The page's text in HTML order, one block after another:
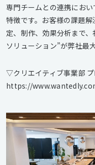
専門チームとの連携にお
特徴です。お客様の課題
定、制作、効果分析まで
ソリューション”が弊社最
▽クリエイティブ事業部
https://